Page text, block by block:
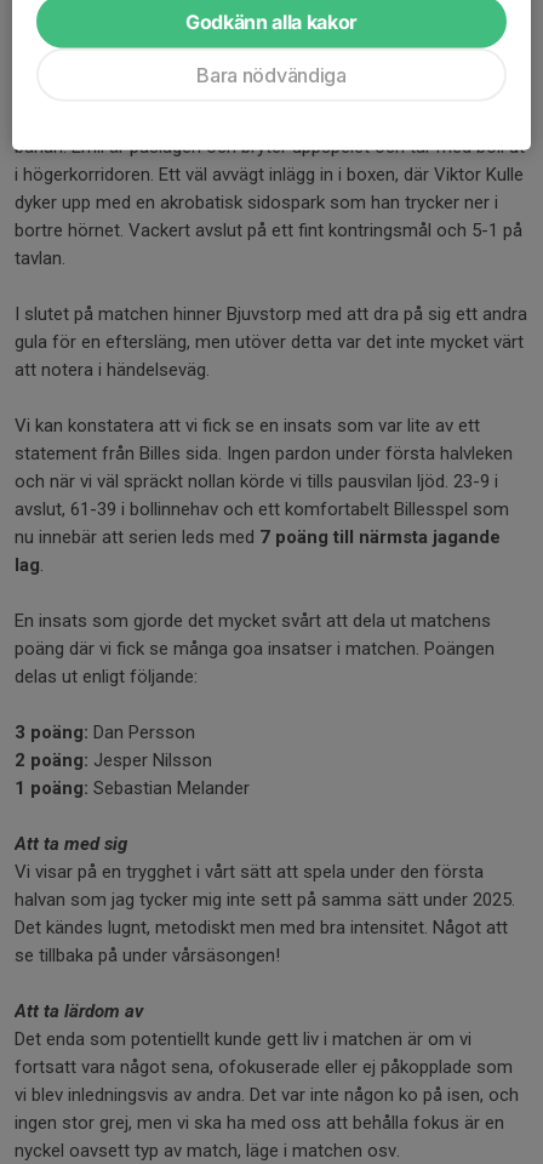
Det gör ingen större påverkan på något av lagens spel och vi
håller chanserna borta från vårt mål resten av matchen. Vår fina
press skulle dock betala av sig ännu en gång, då vi med drygt
banan. Emil är påslagen och bryter uppspelet och tar med boll ut
i högerkorridoren. Ett väl avvägt inlägg in i boxen, där Viktor Kulle
dyker upp med en akrobatisk sidospark som han trycker ner i
bortre hörnet. Vackert avslut på ett fint kontringsmål och 5-1 på
tavlan.
I slutet på matchen hinner Bjuvstorp med att dra på sig ett andra
gula för en eftersläng, men utöver detta var det inte mycket värt
att notera i händelseväg.
Vi kan konstatera att vi fick se en insats som var lite av ett
statement från Billes sida. Ingen pardon under första halvleken
och när vi väl spräckt nollan körde vi tills pausvilan ljöd. 23-9 i
avslut, 61-39 i bollinnehav och ett komfortabelt Billesspel som
nu innebär att serien leds med 7 poäng till närmsta jagande
lag.
En insats som gjorde det mycket svårt att dela ut matchens
poäng där vi fick se många goa insatser i matchen. Poängen
delas ut enligt följande:
3 poäng: Dan Persson
2 poäng: Jesper Nilsson
1 poäng: Sebastian Melander
Att ta med sig
Vi visar på en trygghet i vårt sätt att spela under den första
halvan som jag tycker mig inte sett på samma sätt under 2025.
Det kändes lugnt, metodiskt men med bra intensitet. Något att
se tillbaka på under vårsäsongen!
Att ta lärdom av
Det enda som potentiellt kunde gett liv i matchen är om vi
fortsatt vara något sena, ofokuserade eller ej påkopplade som
vi blev inledningsvis av andra. Det var inte någon ko på isen, och
ingen stor grej, men vi ska ha med oss att behålla fokus är en
nyckel oavsett typ av match, läge i matchen osv.
Godkänn alla kakor
Bara nödvändiga